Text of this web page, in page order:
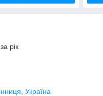
рік
Україна